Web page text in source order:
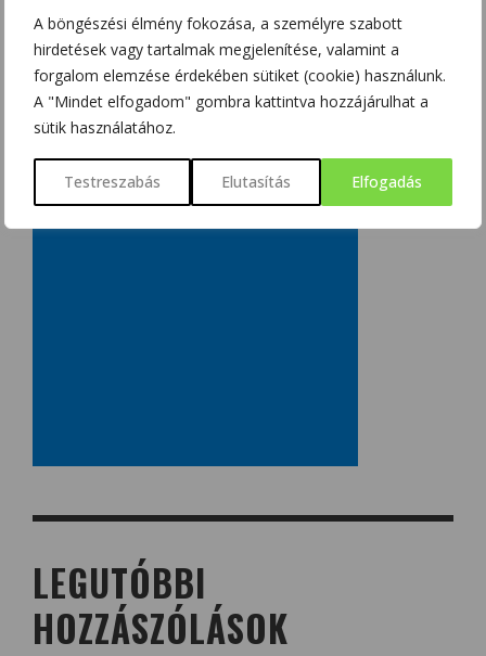
A böngészési élmény fokozása, a személyre szabott
hirdetések vagy tartalmak megjelenítése, valamint a
forgalom elemzése érdekében sütiket (cookie) használunk.
A "Mindet elfogadom" gombra kattintva hozzájárulhat a
sütik használatához.
Testreszabás Elutasítás Elfogadás
LEGUTÓBBI
HOZZÁSZÓLÁSOK